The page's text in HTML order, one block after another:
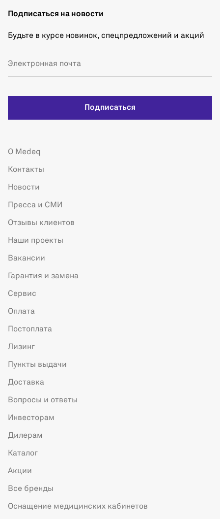
Подписаться на новости
Будьте в курсе новинок, спецпредложений и акций
Подписаться
О Medeq
Контакты
Новости
Пресса и СМИ
Отзывы клиентов
Наши проекты
Вакансии
Гарантия и замена
Сервис
Оплата
Постоплата
Лизинг
Пункты выдачи
Доставка
Вопросы и ответы
Инвесторам
Дилерам
Каталог
Акции
Все бренды
Оснащение медицинских кабинетов